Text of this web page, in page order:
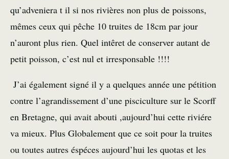
qu’adveniera t il si nos rivières non plus de poissons,
mêmes ceux qui pêche 10 truites de 18cm par jour
n’auront plus rien. Quel intêret de conserver autant de
petit poisson, c’est nul et irresponsable !!!!
J’ai également signé il y a quelques année une pétition
contre l’agrandissement d’une pisciculture sur le Scorff
en Bretagne, qui avait abouti ,aujourd’hui cette riviére
va mieux. Plus Globalement que ce soit pour la truites
ou toutes autres éspéces aujourd’hui les quotas et les